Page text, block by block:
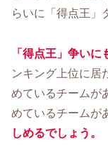
らいに「得点王」
「得点王」争いに
ンキング上位に居
めているチームが
めているチームが
しめるでしょう。